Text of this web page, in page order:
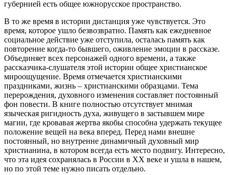
губернией есть общее южнорусское пространство.
В то же время в истории дистанция уже чувствуется. Это
время, которое ушло безвозвратно. Память как ежедневное
социальное действие уже отступила, осталась память как
повторение когда-то бывшего, оживление эмоции в рассказе.
Объединяет всех персонажей одного времени, а также
рассказчика-слушателя этой истории общее христианское
мироощущение. Время отмечается христианскими
праздниками, жизнь – христианскими образцами. Тема
перерождения, духовного изменения составляет постоянный
фон повести. В книге полностью отсутствует мнимая
языческая ригидность духа, живущего в застывшем мире
магии, где кровавая жертва якобы способна удержать текущее
положение вещей на века вперед. Перед нами внешне
постоянный, но внутренне динамичный духовный мир
христианина, в котором всегда есть место подвигу. Интересно,
что эта идея сохранялась в России в ХХ веке и ушла в нашем,
но по этой теме нужно писать отдельно.